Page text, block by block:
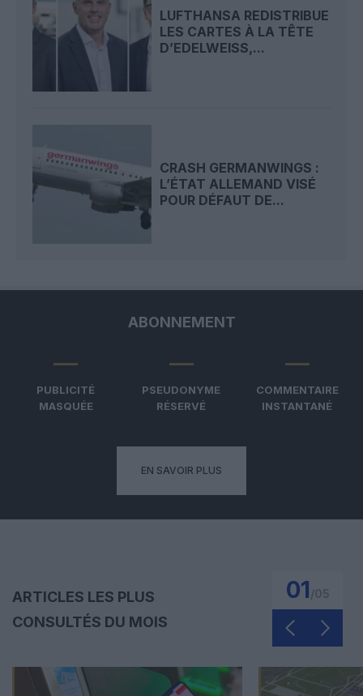
LUFTHANSA REDISTRIBUE
LES CARTES À LA TÊTE
D’EDELWEISS,...
CRASH GERMANWINGS :
L’ÉTAT ALLEMAND VISÉ
POUR DÉFAUT DE...
ABONNEMENT
PUBLICITÉ
MASQUÉE
PSEUDONYME
RÉSERVÉ
COMMENTAIRE
INSTANTANÉ
EN SAVOIR PLUS
ARTICLES LES PLUS
CONSULTÉS DU MOIS
01